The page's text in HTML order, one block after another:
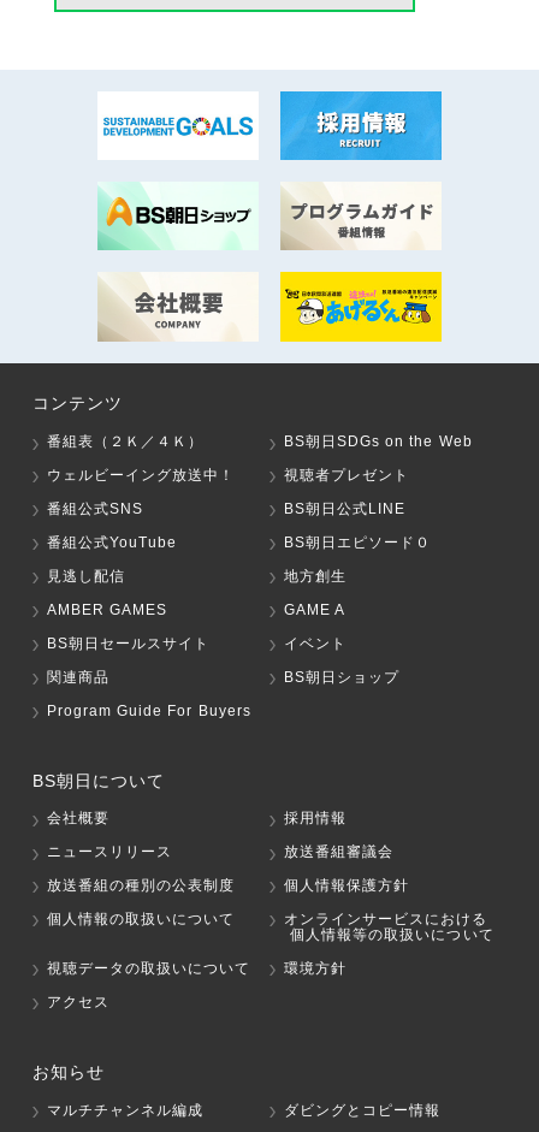
コンテンツ
番組表（２Ｋ／４Ｋ）
BS朝日SDGs on the Web
ウェルビーイング放送中！
視聴者プレゼント
番組公式SNS
BS朝日公式LINE
番組公式YouTube
BS朝日エピソード０
見逃し配信
地方創生
AMBER GAMES
GAME A
BS朝日セールスサイト
イベント
関連商品
BS朝日ショップ
Program Guide For Buyers
BS朝日について
会社概要
採用情報
ニュースリリース
放送番組審議会
放送番組の種別の公表制度
個人情報保護方針
個人情報の取扱いについて
オンラインサービスにおける
個人情報等の取扱いについて
視聴データの取扱いについて
環境方針
アクセス
お知らせ
マルチチャンネル編成 ダビングとコピー情報